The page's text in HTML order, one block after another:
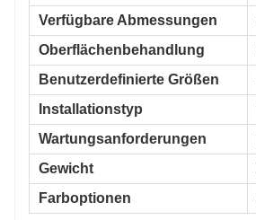
Verfügbare Abmessungen
Oberflächenbehandlung
Benutzerdefinierte Größen
Installationstyp
Wartungsanforderungen
Gewicht
Farboptionen